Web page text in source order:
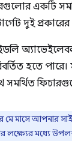
একটি
দুই প্রকারের
হতে পারে।
সমর্থিত
মাসে আপনার
লক্ষ্যের মধ্যে